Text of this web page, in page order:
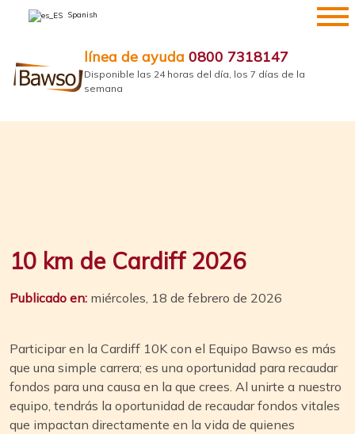
saltar
Spanish
línea de ayuda 0800 7318147
Disponible las 24 horas del día, los 7 días de la
semana
10 km de Cardiff 2026
Publicado en: miércoles, 18 de febrero de 2026
Participar en la Cardiff 10K con el Equipo Bawso es más
que una simple carrera; es una oportunidad para recaudar
fondos para una causa en la que crees. Al unirte a nuestro
equipo, tendrás la oportunidad de recaudar fondos vitales
que impactan directamente en la vida de quienes